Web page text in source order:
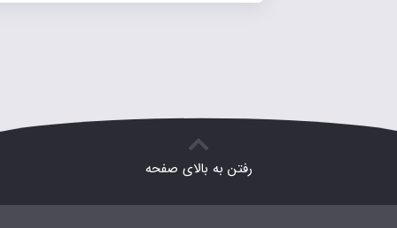
رفتن به بالای صفحه